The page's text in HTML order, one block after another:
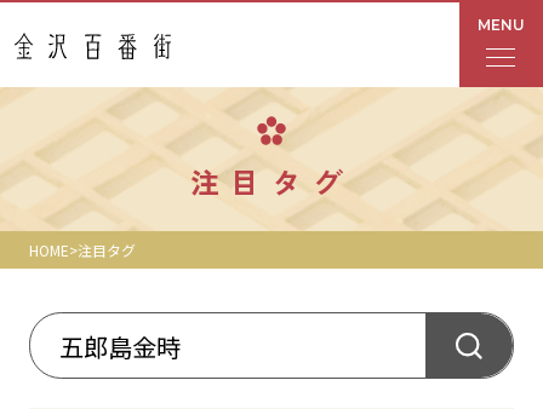
MENU
フロアガイド
あんと
Rinto
あんと西
注目タグ
HOME 注目タグ